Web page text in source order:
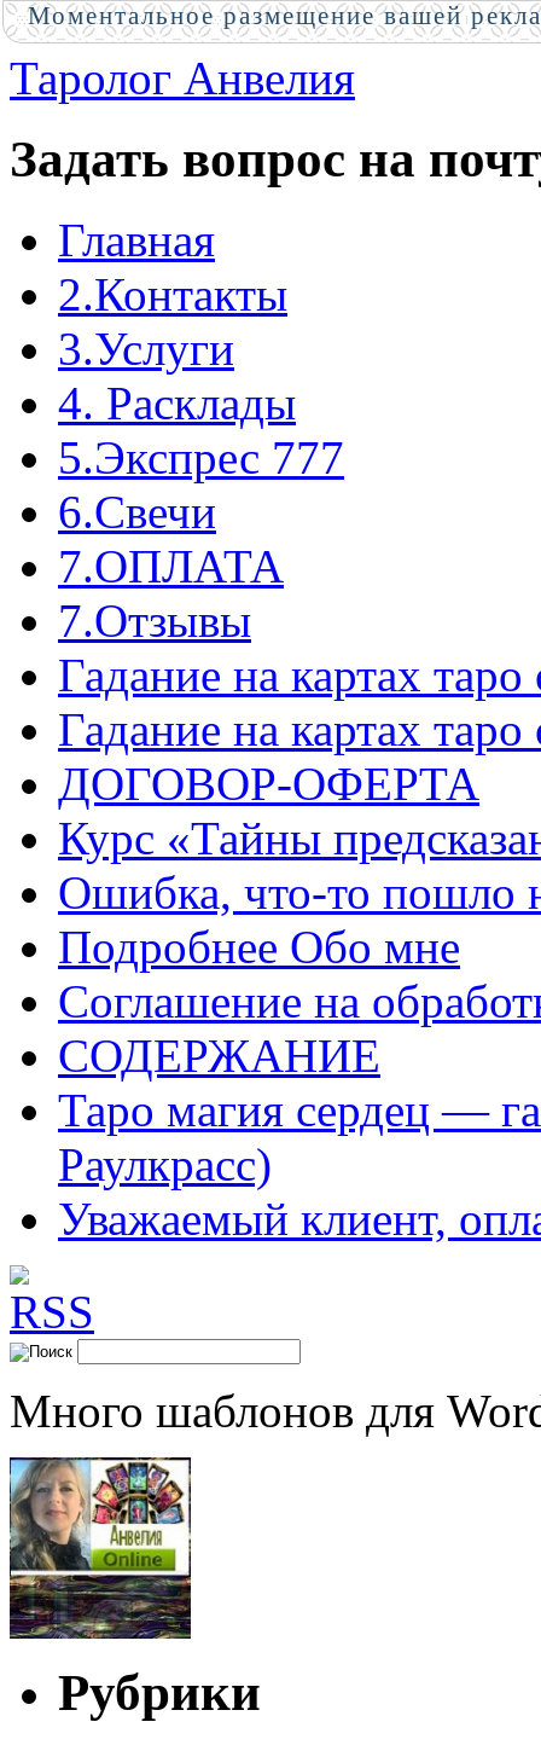
Таролог Анвелия
Задать вопрос на
Главная
2.Контакты
3.Услуги
4. Расклады
5.Экспрес 777
6.Свечи
7.ОПЛАТА
7.Отзывы
Гадание на картах
Гадание на картах
ДОГОВОР-ОФЕРТА
Курс «Тайны
Ошибка, что-то пошло
Подробнее Обо мне
Соглашение на
СОДЕРЖАНИЕ
Таро магия сердец —
Раулкрасс)
Уважаемый клиент,
Много шаблонов для
Рубрики
Моментальное размещение вашей